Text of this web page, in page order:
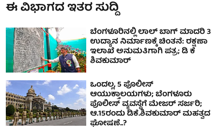
ಈ ವಿಭಾಗದ ಇತರ ಸುದ್ದಿ
ಬೆಂಗಳೂರಿನಲ್ಲಿ ಲಾಲ್ ಬಾಗ್ ಮಾದರಿ 3
ಉದ್ಯಾನ ನಿರ್ಮಾಣಕ್ಕೆ ಚಿಂತನೆ: ರಕ್ಷಣಾ
ಇಲಾಖೆ ಅನುಮತಿಗಾಗಿ ಪತ್ರ; ಡಿ ಕೆ
ಶಿವಕುಮಾರ್
ಒಂದಲ್ಲ, 5 ಪೊಲೀಸ್‌
ಆಯುಕ್ತಾಲಯಗಳು; ಬೆಂಗಳೂರು
ಪೊಲೀಸ್‌ ವ್ಯವಸ್ಥೆಗೆ ಮೇಜರ್‌ ಸರ್ಜರಿ;
ಆ.15ರಂದು ಡಿಕೆ.ಶಿವಕುಮಾರ್ ಮಹತ್ವದ
ಘೋಷಣೆ..?